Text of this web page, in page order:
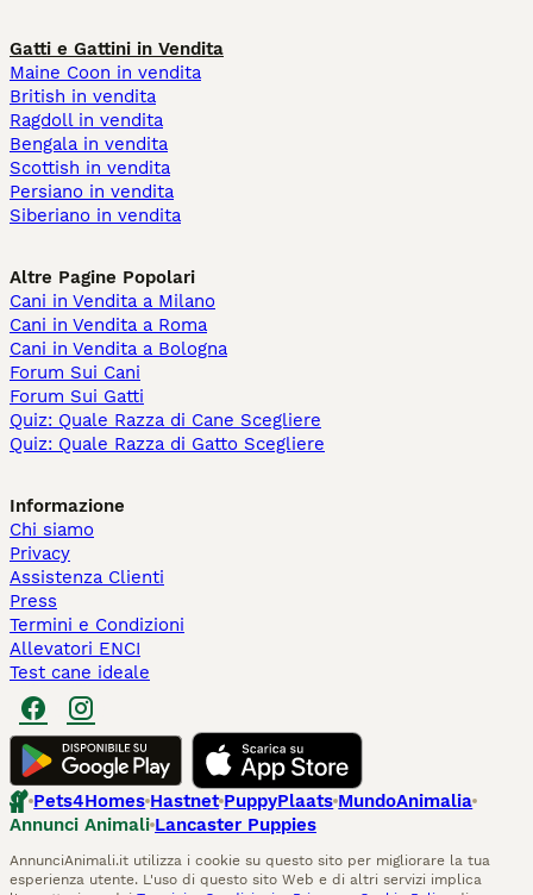
Gatti e Gattini in Vendita
Maine Coon in vendita
British in vendita
Ragdoll in vendita
Bengala in vendita
Scottish in vendita
Persiano in vendita
Siberiano in vendita
Altre Pagine Popolari
Cani in Vendita a Milano
Cani in Vendita a Roma
Cani in Vendita a Bologna
Forum Sui Cani
Forum Sui Gatti
Quiz: Quale Razza di Cane Scegliere
Quiz: Quale Razza di Gatto Scegliere
Informazione
Chi siamo
Privacy
Assistenza Clienti
Press
Termini e Condizioni
Allevatori ENCI
Test cane ideale
Pets4Homes Hastnet PuppyPlaats MundoAnimalia
Annunci Animali Lancaster Puppies
AnnunciAnimali.it utilizza i cookie su questo sito per migliorare la tua
esperienza utente. L'uso di questo sito Web e di altri servizi implica